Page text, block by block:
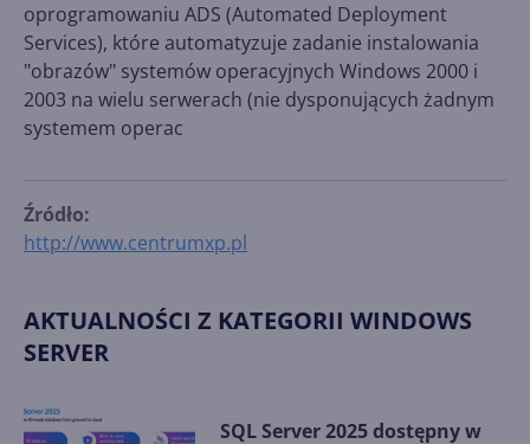
oprogramowaniu ADS (Automated Deployment
Services), które automatyzuje zadanie instalowania
"obrazów" systemów operacyjnych Windows 2000 i
2003 na wielu serwerach (nie dysponujących żadnym
systemem operac
Źródło:
http://www.centrumxp.pl
AKTUALNOŚCI Z KATEGORII WINDOWS
SERVER
SQL Server 2025 dostępny w